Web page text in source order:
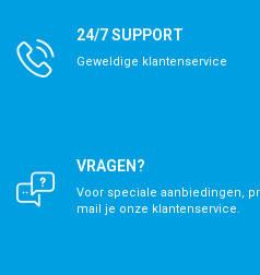
24/7 SUPPORT
Geweldige klantenservice
VRAGEN?
Voor speciale aanbiedingen,
mail je onze klantenservice.